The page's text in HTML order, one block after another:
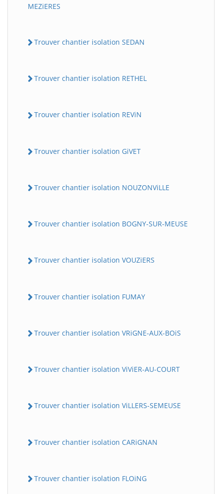
MEZiERES
Trouver chantier isolation SEDAN
Trouver chantier isolation RETHEL
Trouver chantier isolation REViN
Trouver chantier isolation GiVET
Trouver chantier isolation NOUZONViLLE
Trouver chantier isolation BOGNY-SUR-MEUSE
Trouver chantier isolation VOUZiERS
Trouver chantier isolation FUMAY
Trouver chantier isolation VRiGNE-AUX-BOiS
Trouver chantier isolation ViViER-AU-COURT
Trouver chantier isolation ViLLERS-SEMEUSE
Trouver chantier isolation CARiGNAN
Trouver chantier isolation FLOiNG